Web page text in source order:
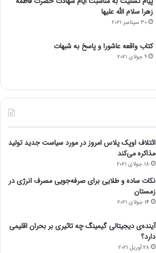
زهرا سلام الله علیها
30 سپتامبر 2021
کتاب واقعه عاشورا و پاسخ به شبهات
9 جولای 2021
ائتلاف اوپک پلاس امروز در مورد سیاست جدید تولید
مذاکره می‌کند
18 جولای 2021
نکات ساده و طلایی برای صرفه‌جویی مصرف انرژی در
زمستان
14 جولای 2021
آینده‌ی دیجیتالی گیمینگ چه تاثیری بر بحران اقلیمی
دارد؟
28 آوریل 2021